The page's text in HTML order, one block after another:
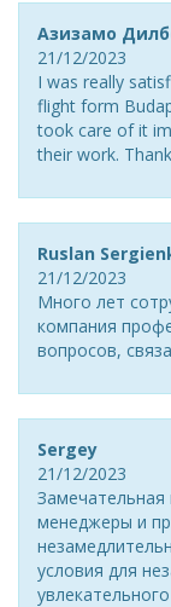
Азизамо
21/12/2023
I was really
flight form
took care of it
their work.
Ruslan
21/12/2023
Много лет
компания
вопросов,
Sergey
21/12/2023
менеджеры и
условия для